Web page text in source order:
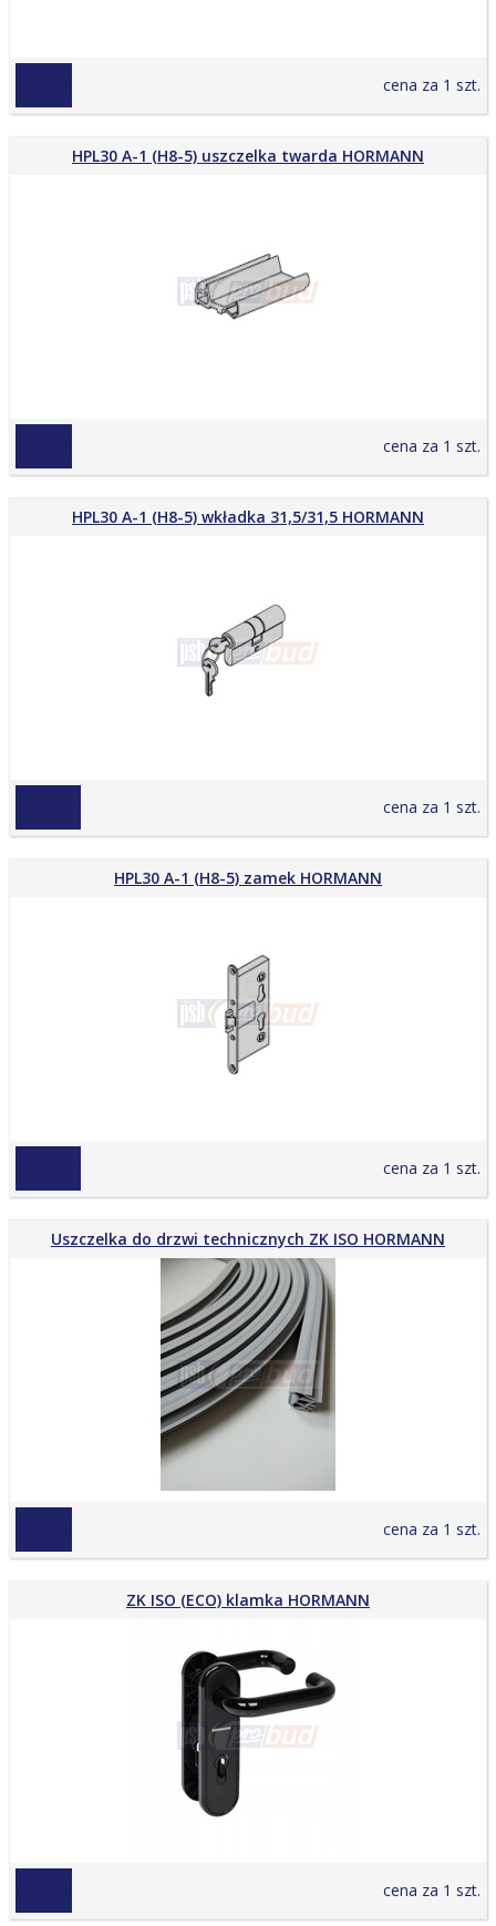
cena za 1 szt.
HPL30 A-1 (H8-5) uszczelka twarda HORMANN
cena za 1 szt.
HPL30 A-1 (H8-5) wkładka 31,5/31,5 HORMANN
cena za 1 szt.
HPL30 A-1 (H8-5) zamek HORMANN
cena za 1 szt.
Uszczelka do drzwi technicznych ZK ISO HORMANN
cena za 1 szt.
ZK ISO (ECO) klamka HORMANN
cena za 1 szt.